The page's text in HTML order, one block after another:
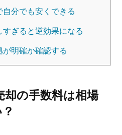
分でも安くできる
ぎると逆効果になる
明確か確認する
の手数料は相場